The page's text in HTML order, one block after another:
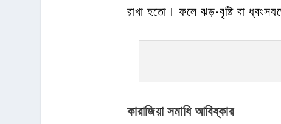
রাখা হতো। ফলে ঝড়-বৃষ্টি বা
কারাজিয়া সমাধি আবিষ্কার